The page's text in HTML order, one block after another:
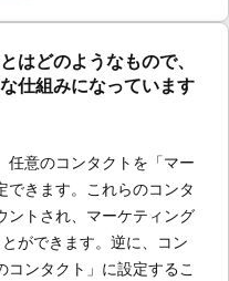
はどのようなもので、
仕組みになっています
任意のコンタクトを「マー
できます。これらのコンタ
ントされ、マーケティング
ができます。逆に、コン
コンタクト」に設定するこ